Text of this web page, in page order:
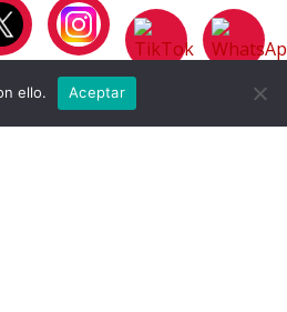
ello. Aceptar